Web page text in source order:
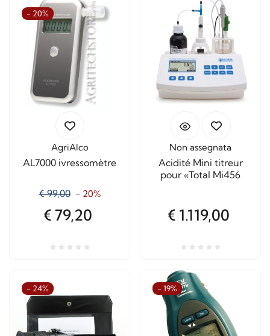
- 20%
AgriAlco
AL7000 ivressomètre
€ 99,00 - 20%
€ 79,20
Non assegnata
Acidité Mini titreur
pour «Total Mi456
€ 1.119,00
- 24% - 19%